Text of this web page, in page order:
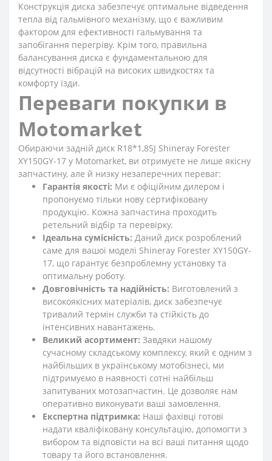
Конструкція диска забезпечує оптимальне відведення
тепла від гальмівного механізму, що є важливим
фактором для ефективності гальмування та
запобігання перегріву. Крім того, правильна
балансування диска є фундаментальною для
відсутності вібрацій на високих швидкостях та
комфорту їзди.
Переваги покупки в
Motomarket
Обираючи задній диск R18*1,85J Shineray Forester
XY150GY-17 у Motomarket, ви отримуєте не лише якісну
запчастину, але й низку незаперечних переваг:
Гарантія якості: Ми є офіційним дилером і
пропонуємо тільки нову сертифіковану
продукцію. Кожна запчастина проходить
ретельний відбір та перевірку.
Ідеальна сумісність: Даний диск розроблений
саме для вашої моделі Shineray Forester XY150GY-
17, що гарантує безпроблемну установку та
оптимальну роботу.
Довговічність та надійність: Виготовлений з
високоякісних матеріалів, диск забезпечує
тривалий термін служби та стійкість до
інтенсивних навантажень.
Великий асортимент: Завдяки нашому
сучасному складському комплексу, який є одним з
найбільших в українському мотобізнесі, ми
підтримуємо в наявності сотні найбільш
запитуваних мотозапчастин. Це дозволяє нам
оперативно виконувати ваші замовлення.
Експертна підтримка: Наші фахівці готові
надати кваліфіковану консультацію, допомогти з
вибором та відповісти на всі ваші питання щодо
товару та його встановлення.